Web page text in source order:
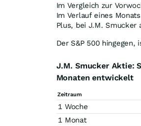
Im Vergleich zur
Im Verlauf eines
Plus, bei J.M. Smucker
Der S&P 500
J.M. Smucker Aktie:
Monaten entwickelt
Zeitraum
1 Woche
1 Monat